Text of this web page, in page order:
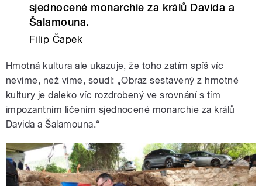
sjednocené monarchie za králů Davida a
Šalamouna.
Filip Čapek
Hmotná kultura ale ukazuje, že toho zatím spíš víc
nevíme, než víme, soudí: „Obraz sestavený z hmotné
kultury je daleko víc rozdrobený ve srovnání s tím
impozantním líčením sjednocené monarchie za králů
Davida a Šalamouna.“